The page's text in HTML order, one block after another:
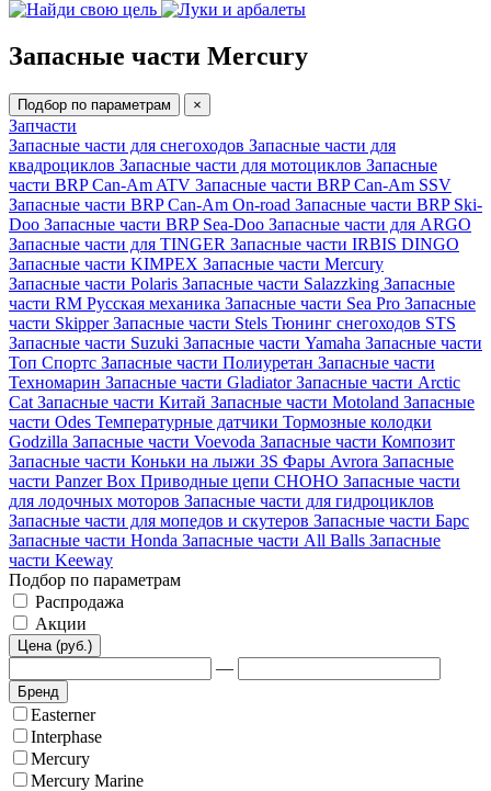
Запасные части Mercury
Подбор по параметрам ×
Запчасти
Запасные части для снегоходов Запасные части для
квадроциклов Запасные части для мотоциклов Запасные
части BRP Can-Am ATV Запасные части BRP Can-Am SSV
Запасные части BRP Can-Am On-road Запасные части BRP Ski-
Doo Запасные части BRP Sea-Doo Запасные части для ARGO
Запасные части для TINGER Запасные части IRBIS DINGO
Запасные части KIMPEX Запасные части Mercury
Запасные части Polaris Запасные части Salazzking Запасные
части RM Русская механика Запасные части Sea Pro Запасные
части SkipperЗапасные части Stels Тюнинг снегоходов STS
Запасные части Suzuki Запасные части Yamaha Запасные части
Топ Спортс Запасные части Полиуретан Запасные части
Техномарин Запасные части GladiatorЗапасные части Arctic
Cat Запасные части Китай Запасные части Motoland Запасные
части Odes Температурные датчики Тормозные колодки
Godzilla Запасные части Voevoda Запасные части Композит
Запасные части Коньки на лыжи 3S Фары Avrora Запасные
части Panzer Box Приводные цепи CHOHO Запасные части
для лодочных моторов Запасные части для гидроциклов
Запасные части для мопедов и скутеров Запасные части Барс
Запасные части Honda Запасные части All Balls Запасные
части Keeway
Подбор по параметрам
Распродажа
Акции
Цена (руб.)
—
Бренд
Easterner
Interphase
Mercury
Mercury Marine